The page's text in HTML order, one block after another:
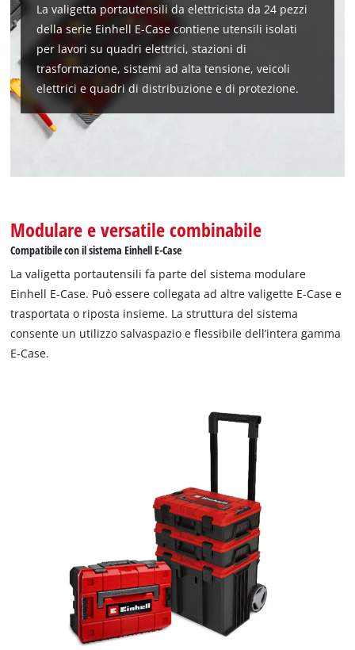
visitor. The website owner needs to setup
the site with their CMP to add this content
to the list of technologies used.
Powered by
Management Platform
La valigetta portautensili da elettricista da 24 pezzi
della serie Einhell E-Case contiene utensili isolati
per lavori su quadri elettrici, stazioni di
trasformazione, sistemi ad alta tensione, veicoli
elettrici e quadri di distribuzione e di protezione.
Modulare e versatile combinabile
Compatibile con il sistema Einhell E-Case
La valigetta portautensili fa parte del sistema modulare
Einhell E-Case. Può essere collegata ad altre valigette E-Case e
trasportata o riposta insieme. La struttura del sistema
consente un utilizzo salvaspazio e flessibile dell’intera gamma
E-Case.